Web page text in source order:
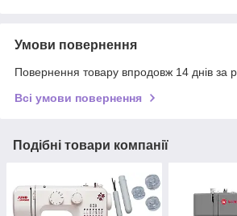
Умови повернення
Повернення товару впродовж 14 днів за
Всі умови повернення
Подібні товари компанії